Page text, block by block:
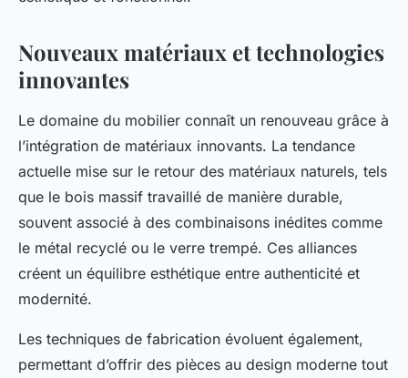
Nouveaux matériaux et technologies
innovantes
Le domaine du mobilier connaît un renouveau grâce à
l’intégration de matériaux innovants. La tendance
actuelle mise sur le retour des matériaux naturels, tels
que le bois massif travaillé de manière durable,
souvent associé à des combinaisons inédites comme
le métal recyclé ou le verre trempé. Ces alliances
créent un équilibre esthétique entre authenticité et
modernité.
Les techniques de fabrication évoluent également,
permettant d’offrir des pièces au design moderne tout